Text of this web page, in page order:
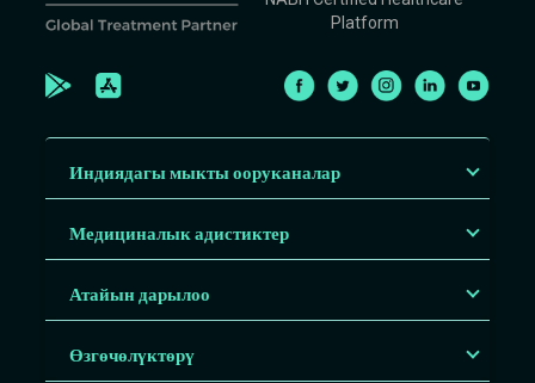
Platform
Индиядагы мыкты ооруканалар
Медициналык адистиктер
Атайын дарылоо
Өзгөчөлүктөрү